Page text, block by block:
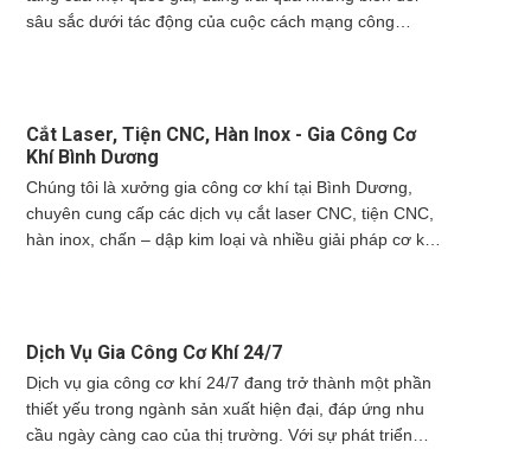
sâu sắc dưới tác động của cuộc cách mạng công
không nhỏ cho các doanh nghiệp trong ngành. Bài viết
này sẽ đi sâu vào phân tích các xu hướng mới nhất
trong ngành cơ khí, từ công nghệ CNC và tự động hóa
đến ứng dụng in 3D và vật liệu thông minh, đồng thời
đánh giá tác động của chúng đến năng lực cạnh tranh
và sự phát triển bền vững của ngành cơ khí Việt Nam.
Cắt Laser, Tiện CNC, Hàn Inox - Gia Công Cơ
Khí Bình Dương
Chúng tôi là xưởng gia công cơ khí tại Bình Dương,
chuyên cung cấp các dịch vụ cắt laser CNC, tiện CNC,
hàn inox, chấn – dập kim loại và nhiều giải pháp cơ khí
chuẩn kỹ thuật, đúng tiến độ, giá cả hợp lý. Xưởng
vụ khách hàng cá nhân, doanh nghiệp trong và ngoài
khu công nghiệp tại Bình Dương và các tỉnh lân cận.
Dịch Vụ Gia Công Cơ Khí 24/7
Dịch vụ gia công cơ khí 24/7 đang trở thành một phần
thiết yếu trong ngành sản xuất hiện đại, đáp ứng nhu
cầu ngày càng cao của thị trường. Với sự phát triển